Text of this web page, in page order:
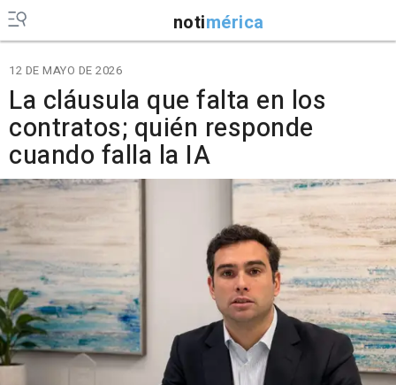
notimérica
12 DE MAYO DE 2026
La cláusula que falta en los
contratos; quién responde
cuando falla la IA